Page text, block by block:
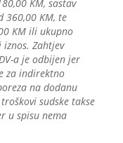
KM, sastav
360,00 KM, te
KM ili ukupno
iznos. Zahtjev
a je odbijen jer
za indirektno
na dodanu
sudske takse
u spisu nema